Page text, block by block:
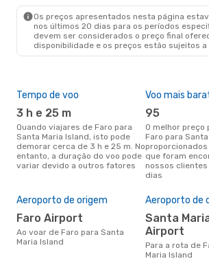
TAP Portugal1 Escala
SMA- FAO
Os preços apresentados nesta página
nos últimos 20 dias para os períodos
devem ser considerados o preço final
disponibilidade e os preços estão sujeitos
Tempo de voo
3 h e 25 m
Quando viajares de Faro para
Santa Maria Island, isto pode
demorar cerca de 3 h e 25 m. No
entanto, a duração do voo pode
variar devido a outros fatores
Voo mais
95
O melhor preço para voos de
Faro para
proporcionados
que foram
nossos
dias
Aeroporto de origem
Faro Airport
Ao voar de Faro para Santa
Maria Island
Aeroporto de
Santa Maria Island
Airport
Para a rota de Faro a Santa
Maria Island